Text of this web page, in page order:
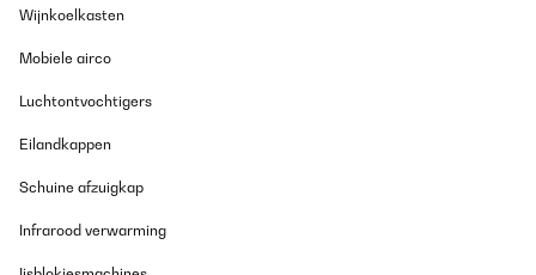
braucht die Anlage einiges an Zeit, um die richtige
Wijnkoelkasten
Mobiele airco
Luchtontvochtigers
Eilandkappen
Schuine afzuigkap
Infrarood verwarming